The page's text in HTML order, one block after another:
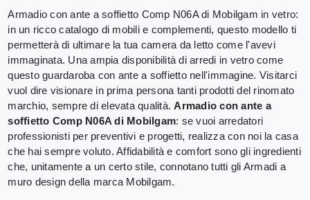
Armadio con ante a soffietto Comp N06A di Mobilgam in vetro:
in un ricco catalogo di mobili e complementi, questo modello ti
permetterà di ultimare la tua camera da letto come l'avevi
immaginata. Una ampia disponibilità di arredi in vetro come
questo guardaroba con ante a soffietto nell'immagine. Visitarci
vuol dire visionare in prima persona tanti prodotti del rinomato
marchio, sempre di elevata qualità.Armadio con ante a
soffietto Comp N06A di Mobilgam: se vuoi arredatori
professionisti per preventivi e progetti, realizza con noi la casa
che hai sempre voluto. Affidabilità e comfort sono gli ingredienti
che, unitamente a un certo stile, connotano tutti gli Armadi a
muro design della marca Mobilgam.